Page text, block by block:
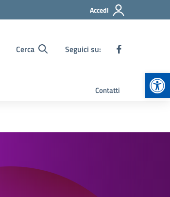
Accedi
Cerca Seguici su:
Contatti